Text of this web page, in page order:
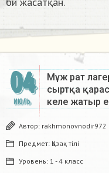
04
ИЮЛЬ
Мұж рат
сыртқа
келе жатыр
Автор: rakhmonovnodir972
Предмет: Қазақ тiлi
Уровень: 1 - 4 класс